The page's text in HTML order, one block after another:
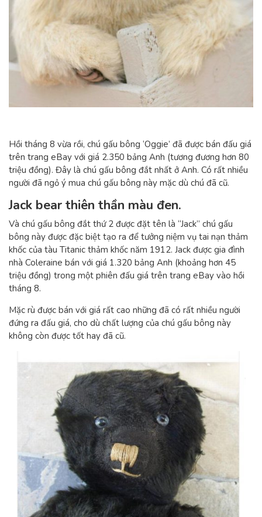
Hồi tháng 8 vừa rồi, chú gấu bông ‘Oggie’ đã được bán đấu giá
trên trang eBay với giá 2.350 bảng Anh (tương đương hơn 80
triệu đồng). Đây là chú gấu bông đắt nhất ở Anh. Có rất nhiều
người đã ngỏ ý mua chú gấu bông này mặc dù chú đã cũ.
Jack bear thiên thần màu đen.
Và chú gấu bông đắt thứ 2 được đặt tên là “Jack” chú gấu
bông này được đặc biệt tạo ra để tưởng niệm vụ tai nạn thảm
khốc của tàu Titanic thảm khốc năm 1912. Jack được gia đình
nhà Coleraine bán với giá 1.320 bảng Anh (khoảng hơn 45
triệu đồng) trong một phiên đấu giá trên trang eBay vào hồi
tháng 8.
Mặc rù được bán với giá rất cao những đã có rất nhiều người
đứng ra đấu giá, cho dù chất lượng của chú gấu bông này
không còn được tốt hay đã cũ.